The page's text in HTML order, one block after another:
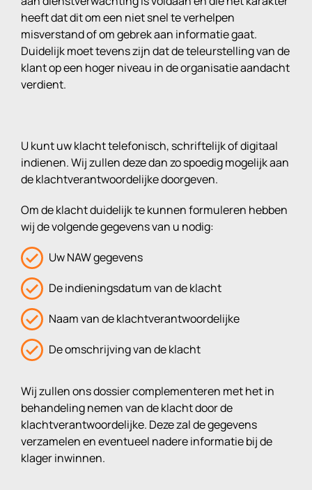
heeft dat dit om een niet snel te verhelpen
misverstand of om gebrek aan informatie gaat.
Duidelijk moet tevens zijn dat de teleurstelling van de
klant op een hoger niveau in de organisatie aandacht
verdient.
U kunt uw klacht telefonisch, schriftelijk of digitaal
indienen. Wij zullen deze dan zo spoedig mogelijk aan
de klachtverantwoordelijke doorgeven.
Om de klacht duidelijk te kunnen formuleren hebben
wij de volgende gegevens van u nodig:
Uw NAW gegevens
De indieningsdatum van de klacht
Naam van de klachtverantwoordelijke
De omschrijving van de klacht
Wij zullen ons dossier complementeren met het in
behandeling nemen van de klacht door de
klachtverantwoordelijke. Deze zal de gegevens
verzamelen en eventueel nadere informatie bij de
klager inwinnen.